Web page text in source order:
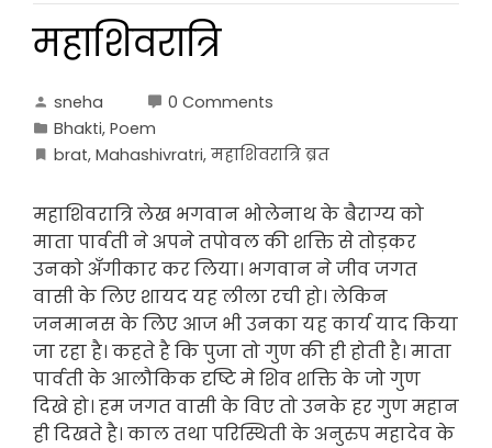
महाशिवरात्रि
sneha
0 Comments
Bhakti, Poem
brat, Mahashivratri, महाशिवरात्रि ब्रत
महाशिवरात्रि लेख भगवान भोलेनाथ के बैराग्य को
माता पार्वती ने अपने तपोवल की शक्ति से तोड़कर
उनको अँगीकार कर लिया। भगवान ने जीव जगत
वासी के लिए शायद यह लीला रची हो। लेकिन
जनमानस के लिए आज भी उनका यह कार्य याद किया
जा रहा है। कहते है कि पुजा तो गुण की ही होती है। माता
पार्वती के आलौकिक दृष्टि मे शिव शक्ति के जो गुण
दिखे हो। हम जगत वासी के विए तो उनके हर गुण महान
ही दिखते है। काल तथा परिस्थिती के अनुरुप महादेव के